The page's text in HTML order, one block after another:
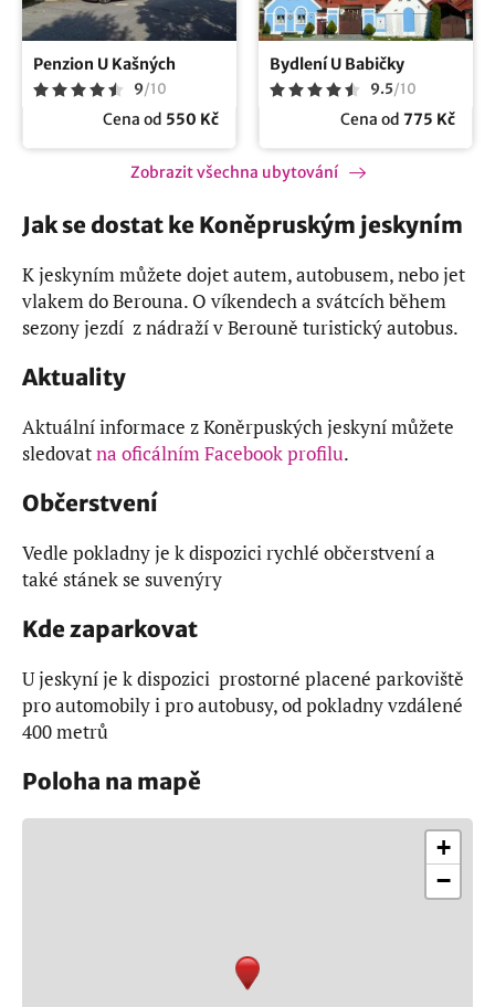
Penzion U Kašných
9/10
Cena od 550 Kč
Bydlení U Babičky
9.5/10
Cena od 775 Kč
Zobrazit všechna ubytování
Jak se dostat ke Koněpruským jeskyním
K jeskyním můžete dojet autem, autobusem, nebo jet
vlakem do Berouna. O víkendech a svátcích během
sezony jezdí z nádraží v Berouně turistický autobus.
Aktuality
Aktuální informace z Koněrpuských jeskyní můžete
sledovatna oficálním Facebook profilu.
Občerstvení
Vedle pokladny je k dispozici rychlé občerstvení a
také stánek se suvenýry
Kde zaparkovat
U jeskyní je k dispozici prostorné placené parkoviště
pro automobily i pro autobusy, od pokladny vzdálené
400 metrů
Poloha na mapě
+
−